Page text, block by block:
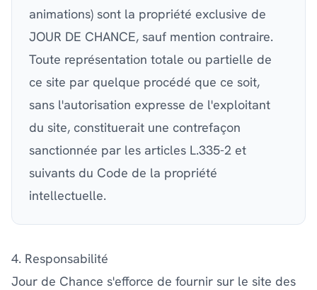
animations) sont la propriété exclusive de
JOUR DE CHANCE, sauf mention contraire.
Toute représentation totale ou partielle de
ce site par quelque procédé que ce soit,
sans l'autorisation expresse de l'exploitant
du site, constituerait une contrefaçon
sanctionnée par les articles L.335-2 et
suivants du Code de la propriété
intellectuelle.
4. Responsabilité
Jour de Chance s'efforce de fournir sur le site des